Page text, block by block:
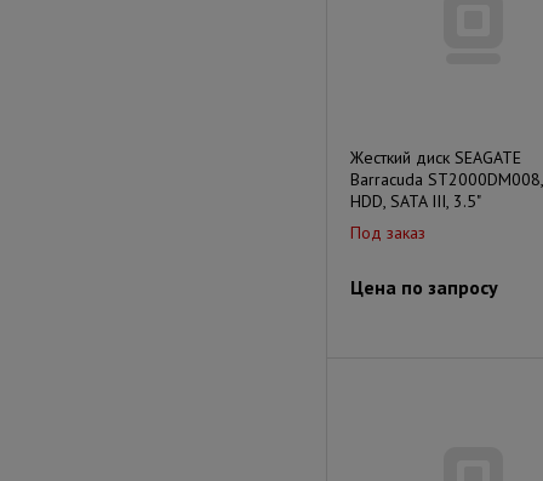
Жесткий диск SEAGATE
Barracuda
HDD, SATA III, 3.5"
Под заказ
Цена по запросу